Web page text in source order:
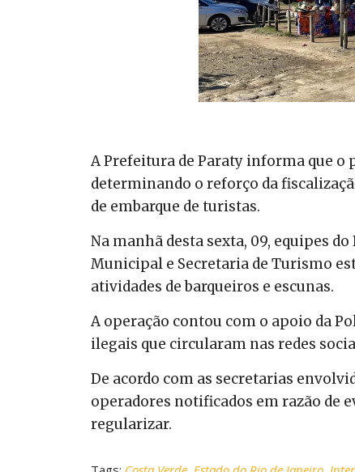
A Prefeitura de Paraty informa que
determinando o reforço da
de embarque de turistas.
Na manhã desta sexta, 09, equipes
Municipal e Secretaria de Turismo
atividades de barqueiros e escunas.
A operação contou com o apoio da
ilegais que circularam nas redes
De acordo com as secretarias
operadores notificados em razão de
regularizar.